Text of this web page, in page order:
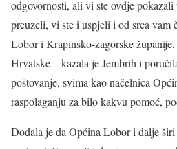
odgovornosti, ali vi ste ovdje
preuzeli, vi ste i uspjeli i od srca vam
Lobor i Krapinsko-zagorske
Hrvatske – kazala je Jembrih i
poštovanje, svima kao načelnica
raspolaganju za bilo kakvu pomoć,
Dodala je da Općina Lobor i dalje